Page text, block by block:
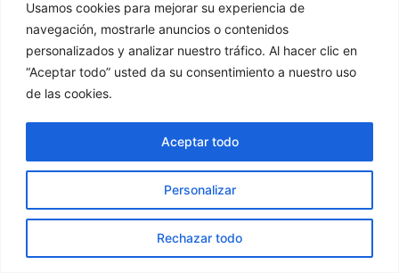
Usamos cookies para mejorar su experiencia de
navegación, mostrarle anuncios o contenidos
personalizados y analizar nuestro tráfico. Al hacer clic en
“Aceptar todo” usted da su consentimiento a nuestro uso
de las cookies.
Personalizar
Rechazar todo
Aceptar todo